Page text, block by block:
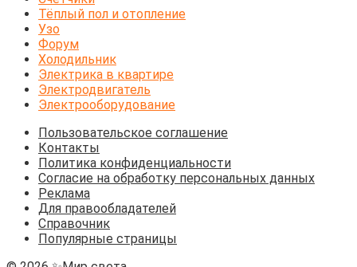
Тёплый пол и отопление
Узо
Форум
Холодильник
Электрика в квартире
Электродвигатель
Электрооборудование
Пользовательское соглашение
Контакты
Политика конфиденциальности
Согласие на обработку персональных данных
Реклама
Для правообладателей
Справочник
Популярные страницы